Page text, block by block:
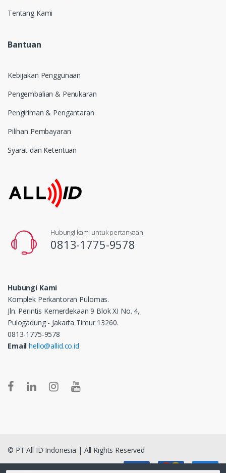
Tentang Kami
Bantuan
Kebijakan Penggunaan
Pengembalian & Penukaran
Pengiriman & Pengantaran
Pilihan Pembayaran
Syarat dan Ketentuan
Hubungi kami untuk pertanyaan
0813-1775-9578
Hubungi Kami
Komplek Perkantoran Pulomas.
Jln. Perintis Kemerdekaan 9 Blok XI No. 4,
Pulogadung - Jakarta Timur 13260.
0813-1775-9578
Email hello@allid.co.id
© PT All ID Indonesia | All Rights Reserved